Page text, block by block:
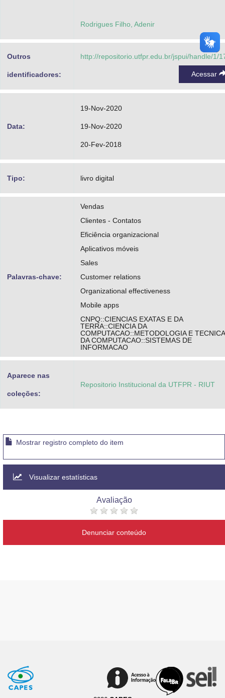
Rodrigues Filho, Adenir
Outros
identificadores:
http://repositorio.utfpr.edu.br/jspui/handle/1/
Acessar
Data:
19-Nov-2020
19-Nov-2020
20-Fev-2018
Tipo: livro digital
Palavras-chave:
Vendas
Clientes - Contatos
Eficiência organizacional
Aplicativos móveis
Sales
Customer relations
Organizational effectiveness
Mobile apps
CNPQ::CIENCIAS EXATAS E DA
TERRA::CIENCIA DA
COMPUTACAO::METODOLOGIA E
DA COMPUTACAO::SISTEMAS DE
INFORMACAO
Aparece nas
coleções:
Repositorio Institucional da UTFPR - RIUT
Mostrar registro completo do item
Visualizar estatísticas
Avaliação
Denunciar conteúdo